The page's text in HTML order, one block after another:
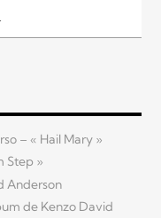
– « Hail Mary »
Step »
Anderson
de Kenzo David